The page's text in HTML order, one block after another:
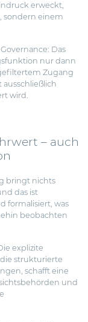
erweckt,
sondern einem
Das
nur dann
Zugang
wird.
– auch
bringt nichts
das ist
formalisiert, was
beobachten
explizite
strukturierte
schafft eine
und